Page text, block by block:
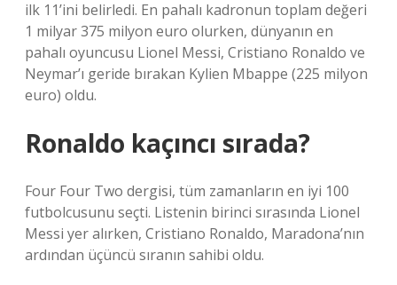
ilk 11’ini belirledi. En pahalı kadronun toplam değeri
1 milyar 375 milyon euro olurken, dünyanın en
pahalı oyuncusu Lionel Messi, Cristiano Ronaldo ve
Neymar’ı geride bırakan Kylien Mbappe (225 milyon
euro) oldu.
Ronaldo kaçıncı sırada?
Four Four Two dergisi, tüm zamanların en iyi 100
futbolcusunu seçti. Listenin birinci sırasında Lionel
Messi yer alırken, Cristiano Ronaldo, Maradona’nın
ardından üçüncü sıranın sahibi oldu.